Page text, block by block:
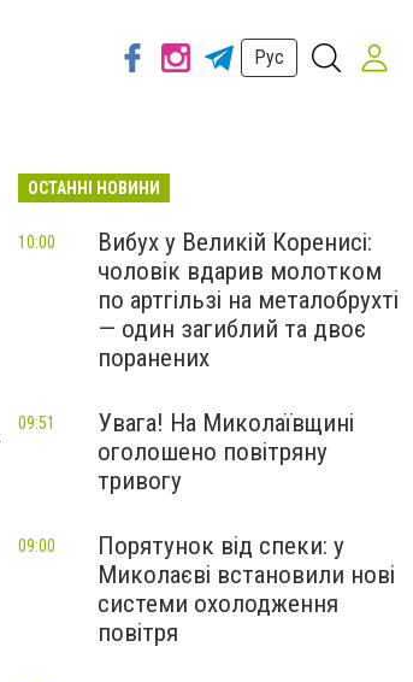
Рус
ОСТАННІ НОВИНИ
Вибух у Великій Коренисі:
чоловік вдарив молотком
по артгільзі на металобрухті
— один загиблий та двоє
поранених
10:00
Увага! На Миколаївщині
оголошено повітряну
тривогу
09:51
Порятунок від спеки: у
Миколаєві встановили нові
системи охолодження
повітря
09:00